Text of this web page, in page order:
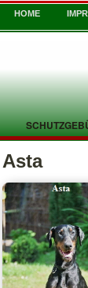
HOME
Asta